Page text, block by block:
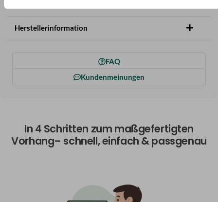
Herstellerinformation
FAQ
Kundenmeinungen
In 4 Schritten zum maßgefertigten
Vorhang– schnell, einfach & passgenau